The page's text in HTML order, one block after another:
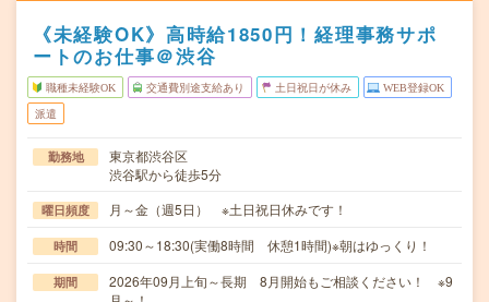
《未経験OK》高時給1850円！経理事務サポ
ートのお仕事＠渋谷
職種未経験OK 交通費別途支給あり 土日祝日が休み WEB登録OK
派遣
勤務地
東京都渋谷区
渋谷駅から徒歩5分
曜日頻度 月～金（週5日） ※土日祝日休みです！
時間 09:30～18:30(実働8時間 休憩1時間)※朝はゆっくり！
期間
2026年09月上旬～長期 8月開始もご相談ください！ ※9